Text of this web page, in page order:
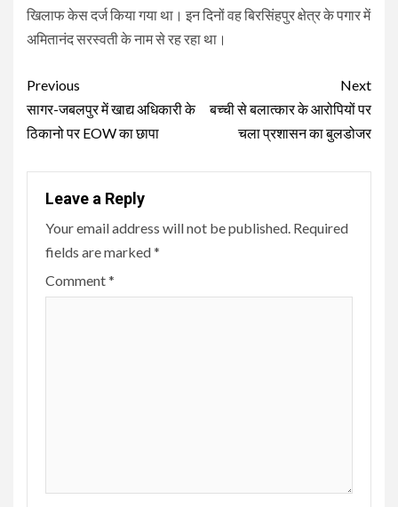
खिलाफ केस दर्ज किया गया था। इन दिनों वह बिरसिंहपुर क्षेत्र के पगार में
अमितानंद सरस्वती के नाम से रह रहा था।
Continue
Reading
Previous
सागर-जबलपुर में खाद्य अधिकारी के
ठिकानो पर EOW का छापा
Next
बच्ची से बलात्कार के आरोपियों पर
चला प्रशासन का बुलडोजर
Leave a Reply
Your email address will not be published. Required
fields are marked*
Comment*